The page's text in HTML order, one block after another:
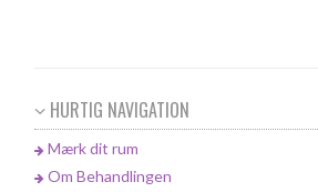
HURTIG NAVIGATION
Mærk dit rum
Om Behandlingen